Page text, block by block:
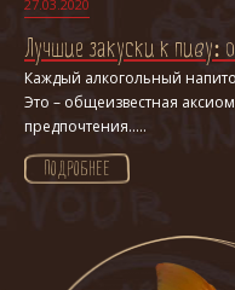
27.03.2020
Лучшие закуски к пиву:
Каждый алкогольный
Это – общеизвестная
предпочтения.....
ПОДРОБНЕЕ